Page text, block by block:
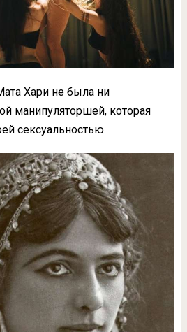
Хари не была ни
манипуляторшей, которая
сексуальностью.